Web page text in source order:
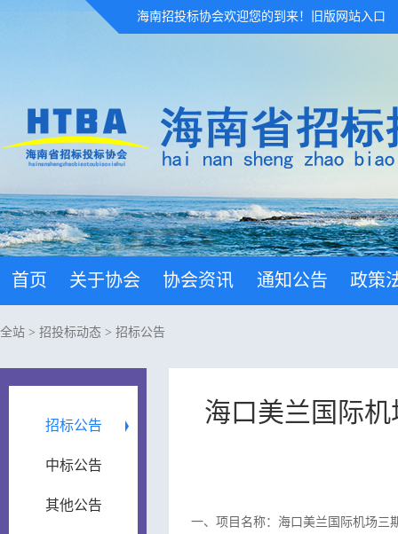
海南招投标协会欢迎您的到来！ 旧版网站入口
首页 关于协会 协会资讯 通知公告 政策
全站 > 招投标动态 > 招标公告
招标公告
中标公告
其他公告
海口美兰国际
一、项目名称：海口美兰国际机场三